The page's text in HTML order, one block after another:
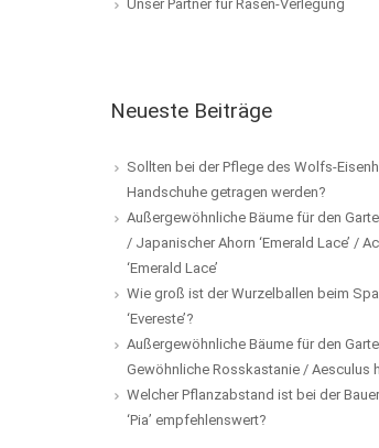
Unser Partner für Rasen-Verlegung
Neueste Beiträge
Sollten bei der Pflege des Wolfs-
Handschuhe getragen werden?
Außergewöhnliche Bäume für den
/ Japanischer Ahorn ‘Emerald Lace’ /
‘Emerald Lace’
Wie groß ist der Wurzelballen beim
‘Evereste’?
Außergewöhnliche Bäume für den
Gewöhnliche Rosskastanie / Aesculus
Welcher Pflanzabstand ist bei der
‘Pia’ empfehlenswert?